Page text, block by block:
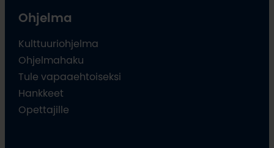
Ohjelma
Kulttuuriohjelma
Ohjelmahaku
Tule vapaaehtoiseksi
Hankkeet
Opettajille